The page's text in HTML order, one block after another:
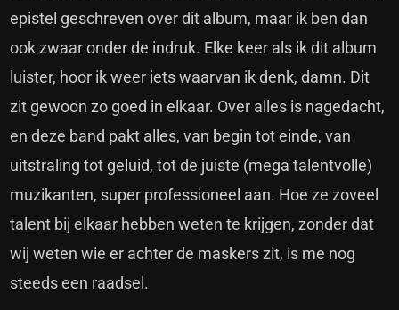
epistel geschreven over dit album, maar ik ben dan
ook zwaar onder de indruk. Elke keer als ik dit album
luister, hoor ik weer iets waarvan ik denk, damn. Dit
zit gewoon zo goed in elkaar. Over alles is nagedacht,
en deze band pakt alles, van begin tot einde, van
uitstraling tot geluid, tot de juiste (mega talentvolle)
muzikanten, super professioneel aan. Hoe ze zoveel
talent bij elkaar hebben weten te krijgen, zonder dat
wij weten wie er achter de maskers zit, is me nog
steeds een raadsel.